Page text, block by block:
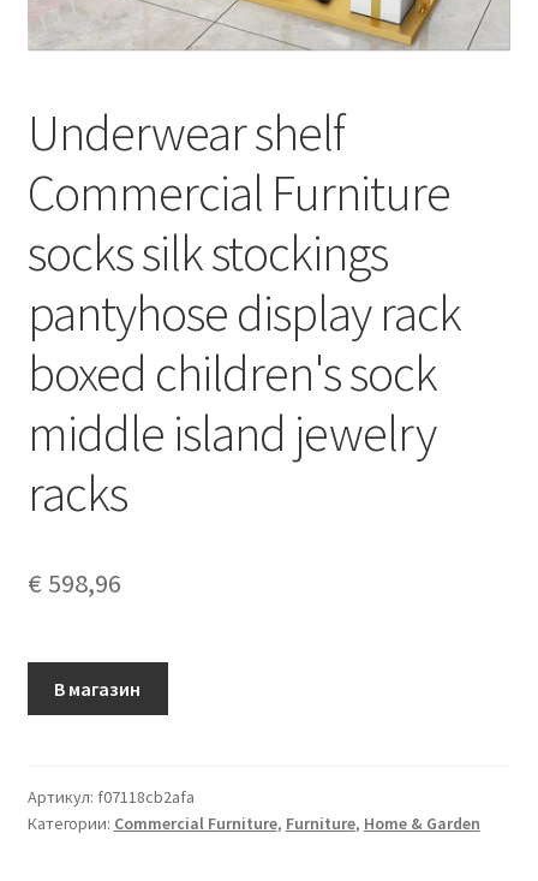
Underwear shelf
Commercial Furniture
socks silk stockings
pantyhose display rack
boxed children's sock
middle island jewelry
racks
€ 598,96
В магазин
Артикул: f07118cb2afa
Категории: Commercial Furniture, Furniture, Home & Garden